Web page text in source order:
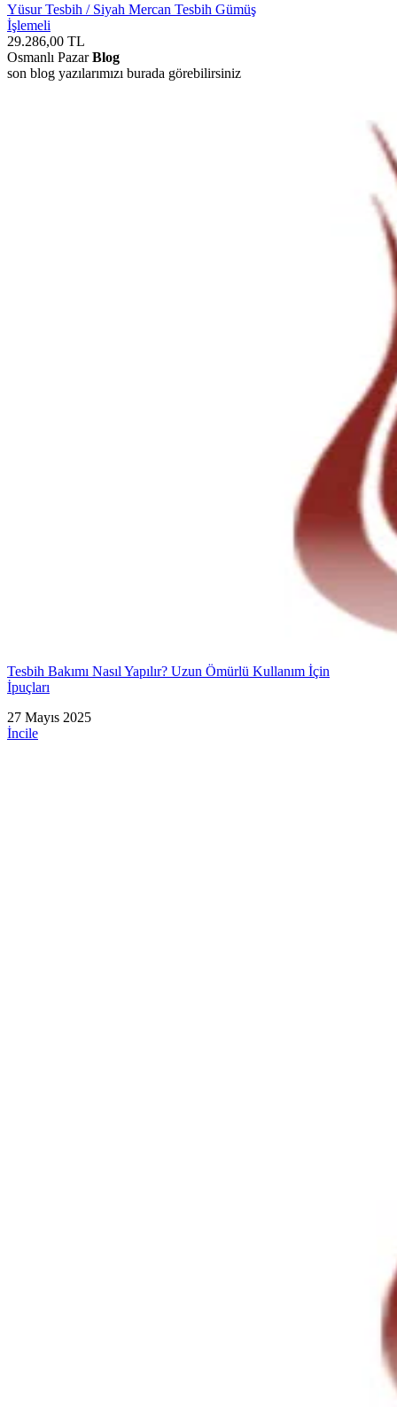
Yüsur Tesbih / Siyah Mercan Tesbih Gümüş
İşlemeli
29.286,00 TL
Osmanlı PazarBlog
son blog yazılarımızı burada görebilirsiniz
Tesbih Bakımı Nasıl Yapılır? Uzun Ömürlü Kullanım İçin
İpuçları
27 Mayıs 2025
İncile